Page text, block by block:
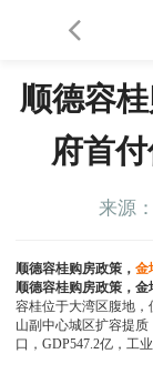
顺德容
府首
来源
顺德容桂购房政策，金
顺德容桂购房政策，金
容桂位于大湾区腹地，
山副中心城区扩容提质
口，GDP547.2亿，工